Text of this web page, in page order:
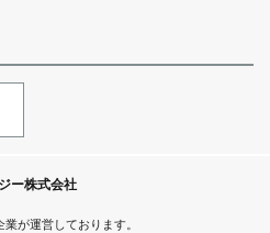
ー株式会社
が運営しております。